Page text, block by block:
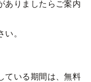
ありましたらご案内
。
ている期間は、無料